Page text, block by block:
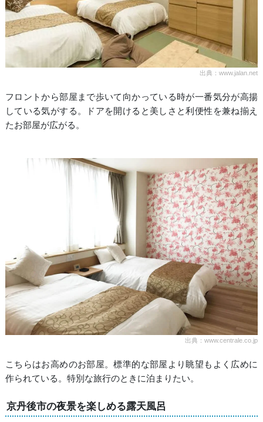
出典：www.jalan.net
フロントから部屋まで歩いて向かっている時が一番気分が高揚
している気がする。ドアを開けると美しさと利便性を兼ね揃え
たお部屋が広がる。
出典：www.centrale.co.jp
こちらはお高めのお部屋。標準的な部屋より眺望もよく広めに
作られている。特別な旅行のときに泊まりたい。
京丹後市の夜景を楽しめる露天風呂